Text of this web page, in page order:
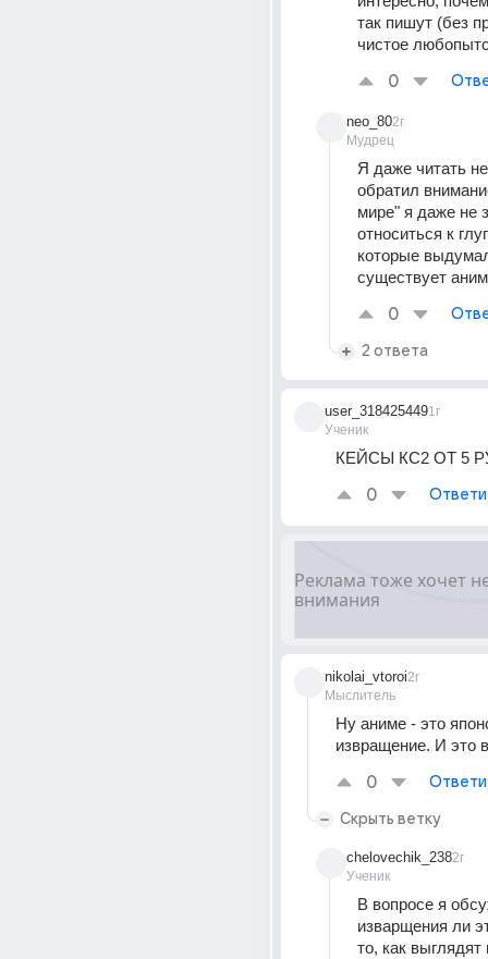
так пишут (без
чистое
0
neo_80
Мудрец
2г
Я даже читать
обратил
мире" я даже не
относиться к
которые
существует
0
2 ответа
user_318425449
Ученик
1г
КЕЙСЫ КС2 ОТ 5
0
nikolai_vtoroi
Мыслитель
2г
Ну аниме - это
извращение. И это
0
Скрыть ветку
chelovechik_238
Ученик
2г
В вопросе я
изварщения ли
то, как выглядят